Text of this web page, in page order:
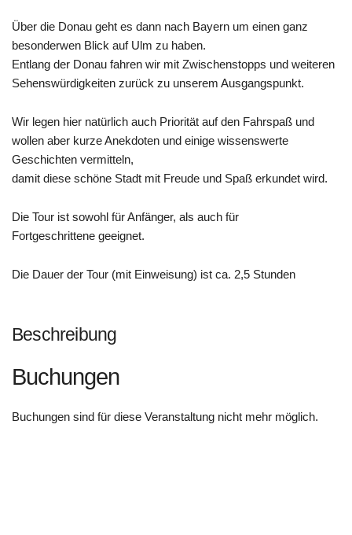
Über die Donau geht es dann nach Bayern um einen ganz
besonderwen Blick auf Ulm zu haben.
Entlang der Donau fahren wir mit Zwischenstopps und weiteren
Sehenswürdigkeiten zurück zu unserem Ausgangspunkt.
Wir legen hier natürlich auch Priorität auf den Fahrspaß und
wollen aber kurze Anekdoten und einige wissenswerte
Geschichten vermitteln,
damit diese schöne Stadt mit Freude und Spaß erkundet wird.
Die Tour ist sowohl für Anfänger, als auch für
Fortgeschrittene geeignet.
Die Dauer der Tour (mit Einweisung) ist ca. 2,5 Stunden
Beschreibung
Buchungen
Buchungen sind für diese Veranstaltung nicht mehr möglich.